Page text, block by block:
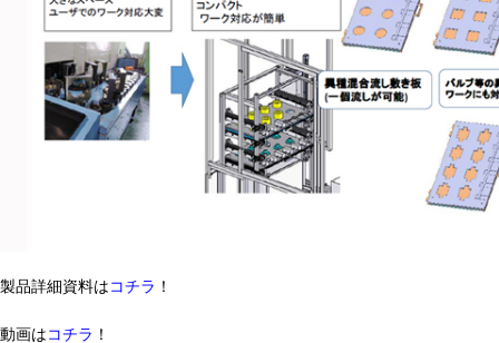
製品詳細資料はコチラ ！
動画はコチラ ！